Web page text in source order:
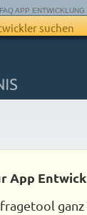
FAQ APP ENTWICKLUNG
suchen
App